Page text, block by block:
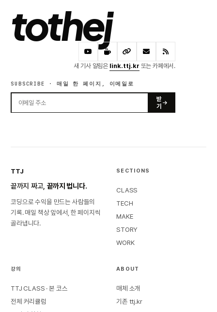
tothej
새 기사 알림은 link.ttj.kr 또는 카페에서.
SUBSCRIBE · 매일 한 페이지, 이메일로
받
기
TTJ
끝까지 짜고, 끝까지 법니다.
코딩으로 수익을 만드는 사람들의
기록. 매일 책상 앞에서, 한 페이지씩
골라냅니다.
SECTIONS
CLASS
TECH
MAKE
STORY
WORK
강의
TTJ CLASS · 본 코스
전체 커리큘럼
ABOUT
매체 소개
기존 ttj.kr